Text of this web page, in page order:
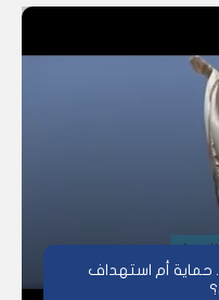
حماية أم استهداف